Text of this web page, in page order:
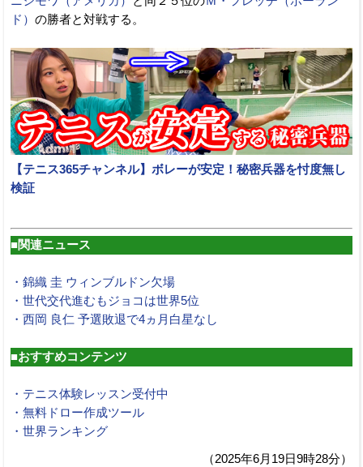
ド） の勝者と対戦する。
【テニス365チャンネル】ボレーが安定！秘密兵器を忖度無し
検証
■関連ニュース
・錦織 圭 ウィンブルドン欠場
・世代交代進むもジョコは世界5位
・西岡 良仁 予選敗退で4ヵ月白星なし
■おすすめコンテンツ
・テニス体験レッスン受付中
・無料ドロー作成ツール
・世界ランキング
（2025年6月19日9時28分）